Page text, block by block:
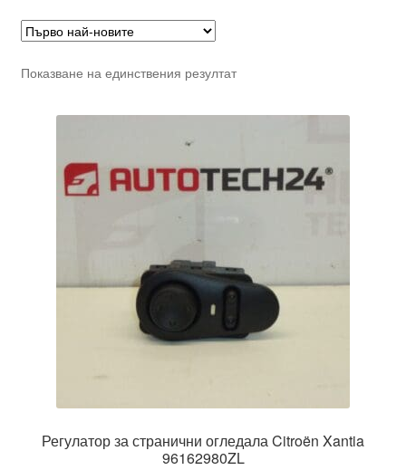
Показване на единствения резултат
Регулатор за странични огледала Citroën Xantia
96162980ZL